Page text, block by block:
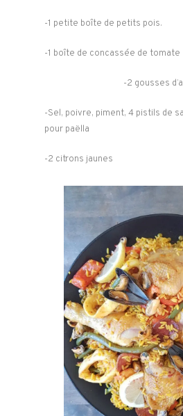
-1 petite boîte de petits pois.
-1 boîte de concassée de tomate
-2 gousses
-Sel, poivre, piment, 4 pistils de
pour paëlla
-2 citrons jaunes